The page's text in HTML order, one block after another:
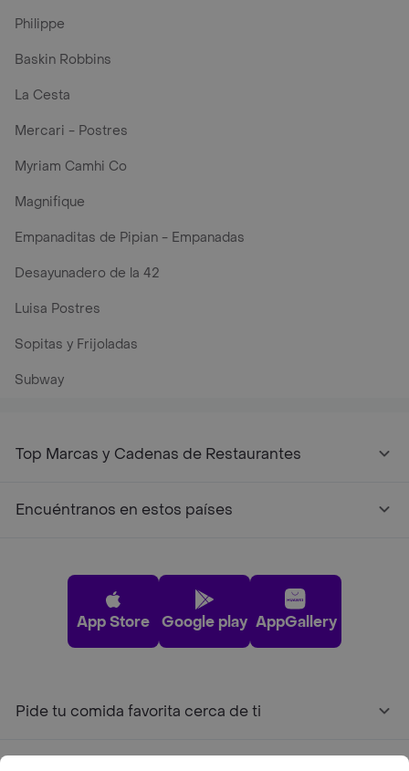
Philippe
Baskin Robbins
La Cesta
Mercari - Postres
Myriam Camhi Co
Magnifique
Empanaditas de Pipian - Empanadas
Desayunadero de la 42
Luisa Postres
Sopitas y Frijoladas
Subway
Top Marcas y Cadenas de Restaurantes
Encuéntranos en estos países
App Store Google play AppGallery
Pide tu comida favorita cerca de ti